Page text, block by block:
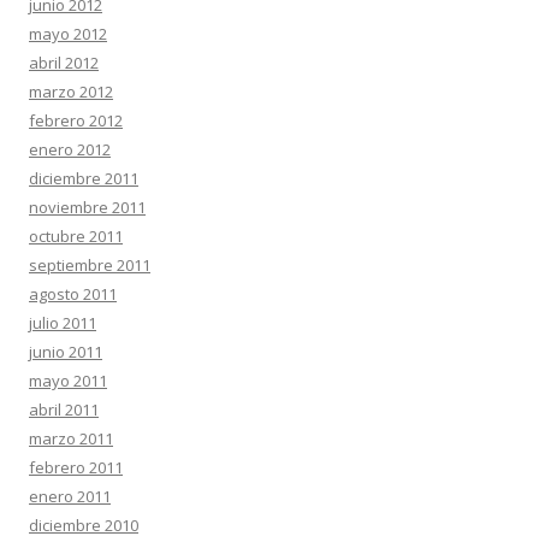
junio 2012
mayo 2012
abril 2012
marzo 2012
febrero 2012
enero 2012
diciembre 2011
noviembre 2011
octubre 2011
septiembre 2011
agosto 2011
julio 2011
junio 2011
mayo 2011
abril 2011
marzo 2011
febrero 2011
enero 2011
diciembre 2010